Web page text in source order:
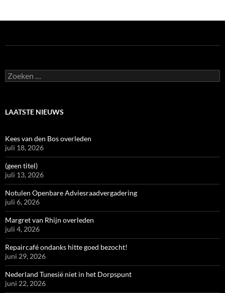
Zoeken
naar:
LAATSTE NIEUWS
Kees van den Bos overleden
juli 18, 2026
(geen titel)
juli 13, 2026
Notulen Openbare Adviesraadvergadering
juli 6, 2026
Margret van Rhijn overleden
juli 4, 2026
Repaircafé ondanks hitte goed bezocht!
juni 29, 2026
Nederland Tunesië niet in het Dorpspunt
juni 22, 2026